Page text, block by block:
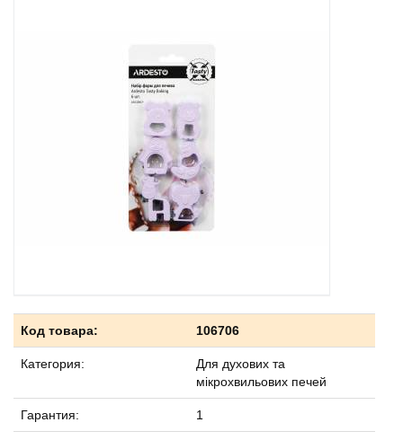
Код товара: 106706
Категория:
Для духових та
мікрохвильових печей
Гарантия: 1